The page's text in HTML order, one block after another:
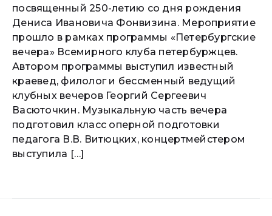
посвященный 250-летию со дня рождения
Дениса Ивановича Фонвизина. Мероприятие
прошло в рамках программы «Петербургские
вечера» Всемирного клуба петербуржцев.
Автором программы выступил известный
краевед, филолог и бессменный ведущий
клубных вечеров Георгий Сергеевич
Васюточкин. Музыкальную часть вечера
подготовил класс оперной подготовки
педагога В.В. Витюцких, концертмейстером
выступила […]